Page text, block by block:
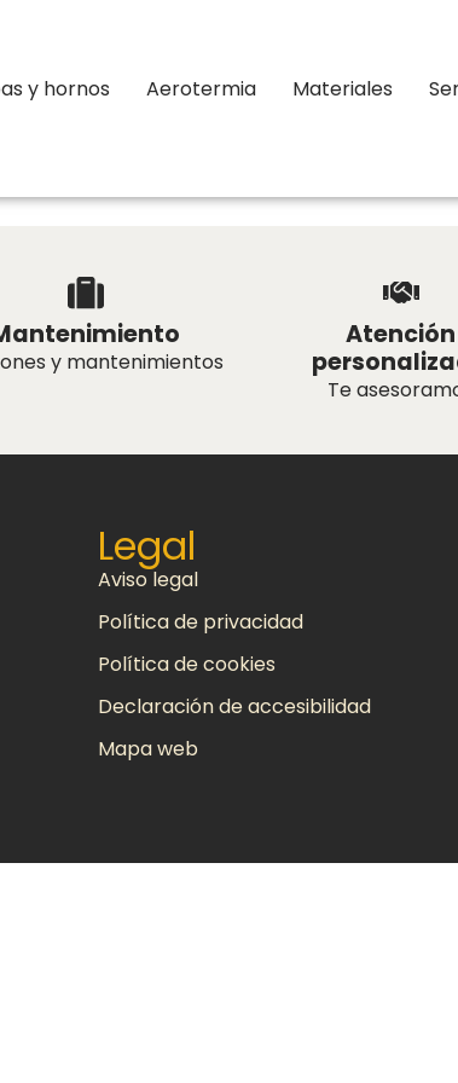
y hornos Aerotermia Materiales
y mantenimientos
Atención
Te
Legal
Aviso legal
Política de privacidad
Política de cookies
Declaración de accesibilidad
Mapa web